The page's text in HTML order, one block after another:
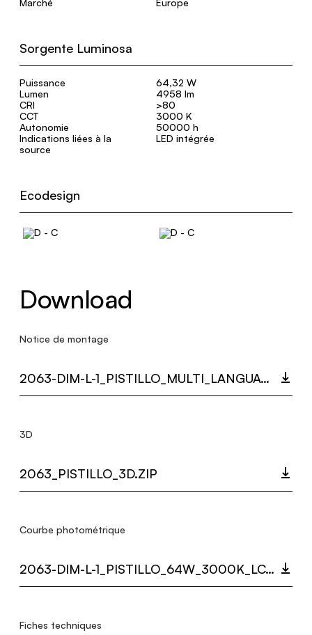
Marché Europe
Sorgente Luminosa
Puissance
64,32 W
Lumen
4958 lm
CRI
>80
CCT
3000 K
Autonomie
50000 h
Indications liées à la
source
LED intégrée
Ecodesign
Download
Notice de montage
2063-DIM-L-1_PISTILLO_MULTI_LANGUAGE_9352_INST.PDF
3D
2063_PISTILLO_3D.ZIP
Courbe photométrique
2063-DIM-L-1_PISTILLO_64W_3000K_LC.ZIP
Fiches techniques